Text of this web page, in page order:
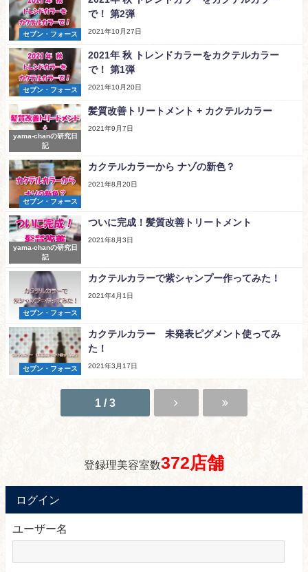
セブン・フォース
で！ 第2弾
2021年10月27日
セブン・フォース
2021年 秋 トレンドカラーをカクテルカラー
で！ 第1弾
2021年10月20日
yama-chanの研究日
記
髪質改善トリートメント + カクテルカラー
2021年9月7日
セブン・フォース
カクテルカラーから ナゾの新色？
2021年8月20日
yama-chanの研究日
記
ついに完成！髪質改善トリートメント
2021年8月3日
セブン・フォース
カクテルカラーで紫シャンプー作ってみた！
2021年4月1日
セブン・フォース
カクテルカラー 未発表ピグメント使ってみ
た！
2021年3月17日
1 / 3
登録理美容室数372店舗
ログイン
ユーザー名